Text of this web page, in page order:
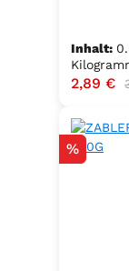
Inhalt:
2,89 €
Rabatt
%